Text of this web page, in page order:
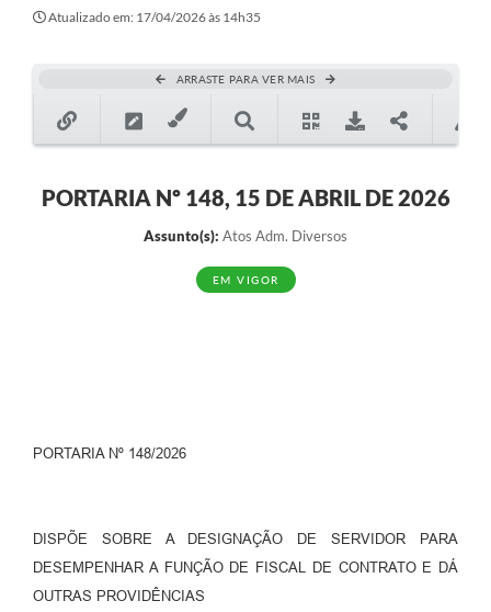
Galeria de Fotos
Ouvidoria
Projetos
Legislação
Editais
Atualizado em: 17/04/2026 às 14h35
ARRASTE PARA VER MAIS
PORTARIA Nº 148, 15 DE ABRIL DE 2026
Assunto(s): Atos Adm. Diversos
EM VIGOR
PORTARIA Nº 148/2026
DISPÕE SOBRE A DESIGNAÇÃO DE SERVIDOR PARA
DESEMPENHAR A FUNÇÃO DE FISCAL DE CONTRATO E DÁ
OUTRAS PROVIDÊNCIAS